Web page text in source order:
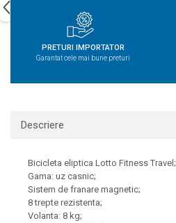
PRETURI IMPORTATOR
Garantat cele mai bune preturi
Descriere
Bicicleta eliptica Lotto Fitness Travel;
Gama: uz casnic;
Sistem de franare magnetic;
8 trepte rezistenta;
Volanta: 8 kg;